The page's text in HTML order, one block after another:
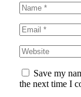
Save my
the next time I